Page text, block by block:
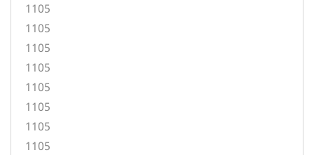
1105
1105
1105
1105
1105
1105
1105
1105